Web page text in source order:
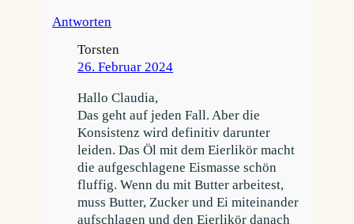
Antworten
Torsten
26. Februar 2024
Hallo Claudia,
Das geht auf jeden Fall. Aber die
Konsistenz wird definitiv darunter
leiden. Das Öl mit dem Eierlikör macht
die aufgeschlagene Eismasse schön
fluffig. Wenn du mit Butter arbeitest,
muss Butter, Zucker und Ei miteinander
aufschlagen und den Eierlikör danach